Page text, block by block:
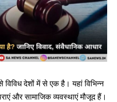
देशों में से एक है। यहां विभिन्न
और सामाजिक व्यवस्थाएं मौजूद हैं।